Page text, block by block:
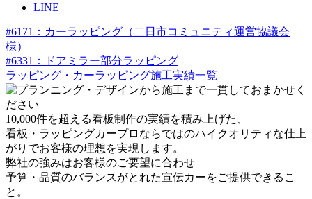
LINE
#6171：カーラッピング（二日市コミュニティ運営協議会
様）
#6331：ドアミラー部分ラッピング
ラッピング・カーラッピング施工実績一覧
10,000件を超える看板制作の実績を積み上げた、
看板・ラッピングカープロならではのハイクオリティな仕上
がりでお客様の理想を実現します。
弊社の強みはお客様のご要望に合わせ
予算・品質のバランスがとれた宣伝カーをご提供できるこ
と。